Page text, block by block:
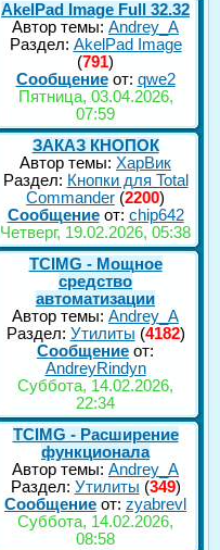
AkelPad Image Full 32.32
Автор темы: Andrey_A
Раздел: AkelPad Image
(791)
Сообщениеот: qwe2
Пятница, 03.04.2026,
07:59
ЗАКАЗ КНОПОК
Автор темы: ХарВик
Раздел: Кнопки для Total
Commander (2200)
Сообщениеот: chip642
Четверг, 19.02.2026, 05:38
TCIMG - Мощное
средство
автоматизации
Автор темы: Andrey_A
Раздел: Утилиты (4182)
Сообщение от:
AndreyRindyn
Суббота, 14.02.2026,
22:34
TCIMG - Расширение
функционала
Автор темы: Andrey_A
Раздел: Утилиты (349)
Сообщение от: zyabrevl
Суббота, 14.02.2026,
08:58